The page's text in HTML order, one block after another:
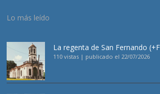
Lo más leído
La regenta de San Fernando
110 vistas | publicado el 22/07/2026